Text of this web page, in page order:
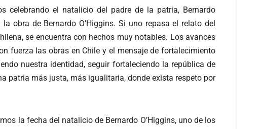
celebrando el natalicio del padre de la patria, Bernardo
obra de Bernardo O’Higgins. Si uno repasa el relato del
se encuentra con hechos muy notables. Los avances
fuerza las obras en Chile y el mensaje de fortalecimiento
nuestra identidad, seguir fortaleciendo la república de
patria más justa, más igualitaria, donde exista respeto por
la fecha del natalicio de Bernardo O’Higgins, uno de los